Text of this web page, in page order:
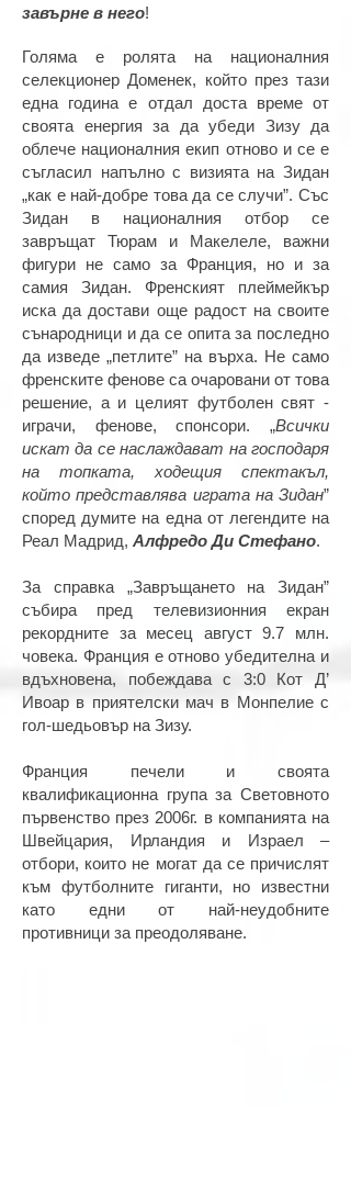
завърне в него!
Голяма е ролята на националния
селекционер Доменек, който през тази
една година е отдал доста време от
своята енергия за да убеди Зизу да
облече националния екип отново и се е
съгласил напълно с визията на Зидан
„как е най-добре това да се случи”. Със
Зидан в националния отбор се
завръщат Тюрам и Макелеле, важни
фигури не само за Франция, но и за
самия Зидан. Френският плеймейкър
иска да достави още радост на своите
сънародници и да се опита за последно
да изведе „петлите” на върха. Не само
френските фенове са очаровани от това
решение, а и целият футболен свят -
играчи, фенове, спонсори. „Всички
искат да се наслаждават на господаря
на топката, ходещия спектакъл,
който представлява играта на Зидан”
според думите на една от легендите на
Реал Мадрид, Алфредо Ди Стефано.
За справка „Завръщането на Зидан”
събира пред телевизионния екран
рекордните за месец август 9.7 млн.
човека. Франция е отново убедителна и
вдъхновена, побеждава с 3:0 Кот Д’
Ивоар в приятелски мач в Монпелие с
гол-шедьовър на Зизу.
Франция печели и своята
квалификационна група за Световното
първенство през 2006г. в компанията на
Швейцария, Ирландия и Израел –
отбори, които не могат да се причислят
към футболните гиганти, но известни
като едни от най-неудобните
противници за преодоляване.